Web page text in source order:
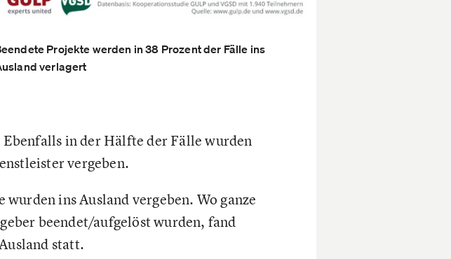
Projekte werden in 38 Prozent der Fälle ins
verlagert
in der Hälfte der Fälle wurden
vergeben.
ins Ausland vergeben. Wo ganze
beendet/aufgelöst wurden, fand
statt.